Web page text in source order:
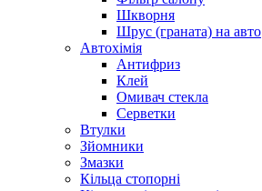
Шкворня
Шрус (граната) на авто
Автохімія
Антифриз
Клей
Омивач стекла
Серветки
Втулки
Зйомники
Змазки
Кільца стопорні